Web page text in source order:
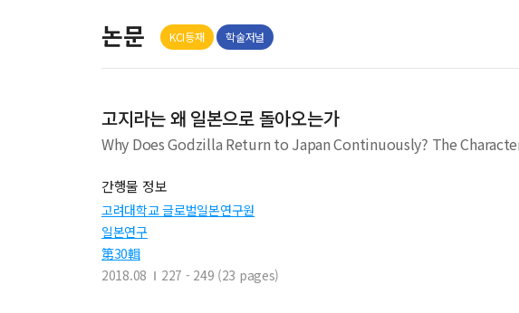
논문 KCI등재 학술저널
고지라는 왜 일본으로 돌아오는가
Why Does Godzilla Return to Japan Continuously? The
간행물 정보
고려대학교 글로벌일본연구원
일본연구
第30輯
2018.08
227 - 249 (23 pages)